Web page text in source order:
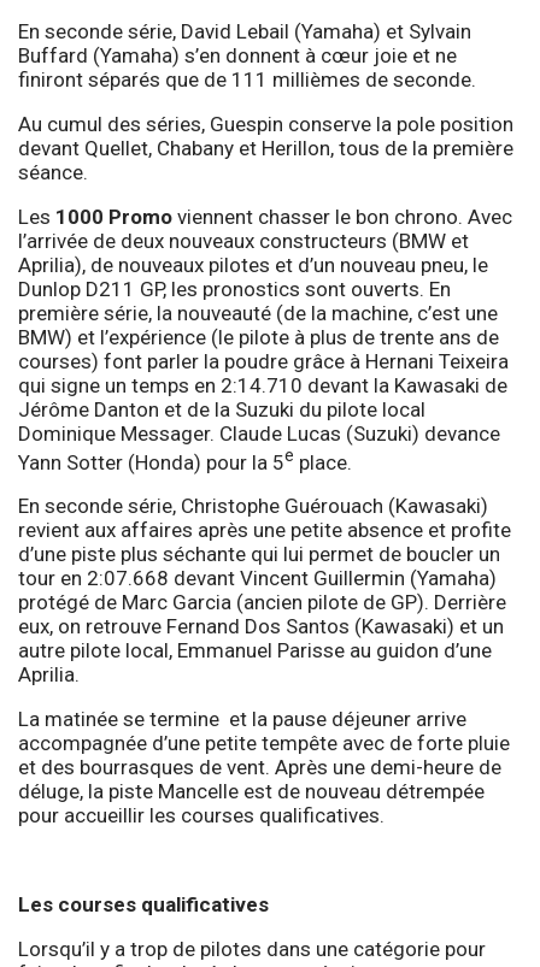
En seconde série, David Lebail (Yamaha) et Sylvain
Buffard (Yamaha) s’en donnent à cœur joie et ne
finiront séparés que de 111 millièmes de seconde.
Au cumul des séries, Guespin conserve la pole position
devant Quellet, Chabany et Herillon, tous de la première
séance.
Les 1000 Promo viennent chasser le bon chrono. Avec
l’arrivée de deux nouveaux constructeurs (BMW et
Aprilia), de nouveaux pilotes et d’un nouveau pneu, le
Dunlop D211 GP, les pronostics sont ouverts. En
première série, la nouveauté (de la machine, c’est une
BMW) et l’expérience (le pilote à plus de trente ans de
courses) font parler la poudre grâce à Hernani Teixeira
qui signe un temps en 2:14.710 devant la Kawasaki de
Jérôme Danton et de la Suzuki du pilote local
Dominique Messager. Claude Lucas (Suzuki) devance
Yann Sotter (Honda) pour la 5e place.
En seconde série, Christophe Guérouach (Kawasaki)
revient aux affaires après une petite absence et profite
d’une piste plus séchante qui lui permet de boucler un
tour en 2:07.668 devant Vincent Guillermin (Yamaha)
protégé de Marc Garcia (ancien pilote de GP). Derrière
eux, on retrouve Fernand Dos Santos (Kawasaki) et un
autre pilote local, Emmanuel Parisse au guidon d’une
Aprilia.
La matinée se termine et la pause déjeuner arrive
accompagnée d’une petite tempête avec de forte pluie
et des bourrasques de vent. Après une demi-heure de
déluge, la piste Mancelle est de nouveau détrempée
pour accueillir les courses qualificatives.
Les courses qualificatives
Lorsqu’il y a trop de pilotes dans une catégorie pour